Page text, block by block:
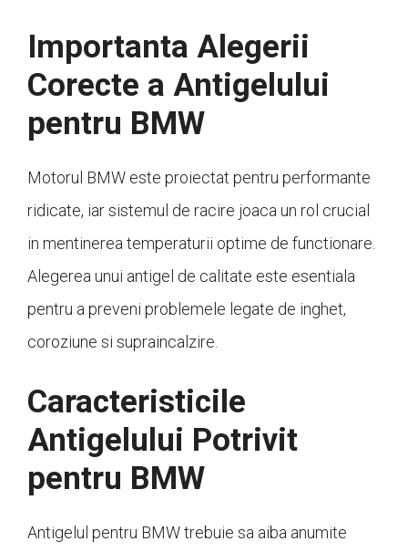
Importanta Alegerii
Corecte a Antigelului
pentru BMW
Motorul BMW este proiectat pentru performante
ridicate, iar sistemul de racire joaca un rol crucial
in mentinerea temperaturii optime de functionare.
Alegerea unui antigel de calitate este esentiala
pentru a preveni problemele legate de inghet,
coroziune si supraincalzire.
Caracteristicile
Antigelului Potrivit
pentru BMW
Antigelul pentru BMW trebuie sa aiba anumite